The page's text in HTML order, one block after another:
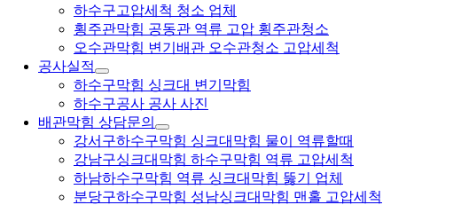
하수구고압세척 청소 업체
횡주관막힘 공동관 역류 고압 횡주관청소
오수관막힘 변기배관 오수관청소 고압세척
공사실적
하수구막힘 싱크대 변기막힘
하수구공사 공사 사진
배관막힘 상담문의
강서구하수구막힘 싱크대막힘 물이 역류할때
강남구싱크대막힘 하수구막힘 역류 고압세척
하남하수구막힘 역류 싱크대막힘 뚫기 업체
분당구하수구막힘 성남싱크대막힘 맨홀 고압세척